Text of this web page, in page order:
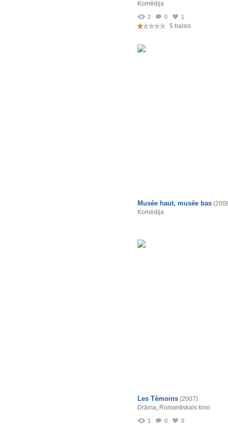
Komēdija
2 0 1
5 balsis
Musée haut, musée bas
Komēdija
Les Témoins (2007)
Drāma, Romantiskais kino
1 0 0